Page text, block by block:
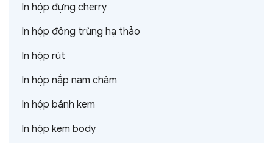
In hộp đựng cherry
In hộp đông trùng hạ thảo
In hộp rút
In hộp nắp nam châm
In hộp bánh kem
In hộp kem body